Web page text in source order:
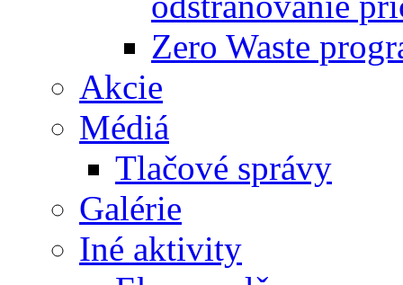
Zero Waste
Akcie
Médiá
Tlačové správy
Galérie
Iné aktivity